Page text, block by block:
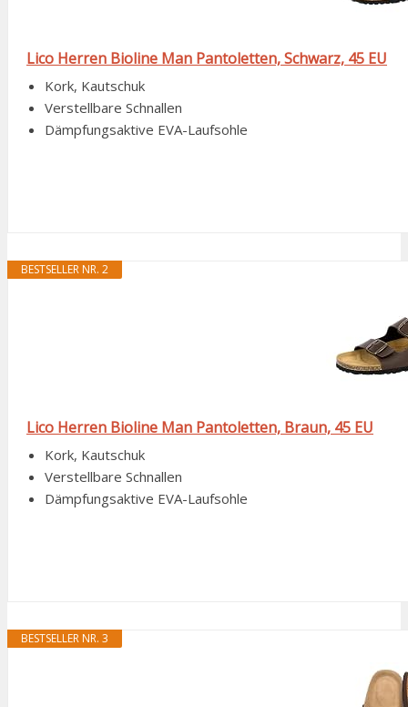
Lico Herren Bioline Man Pantoletten, Schwarz, 45 EU
Kork, Kautschuk
Verstellbare Schnallen
Dämpfungsaktive EVA-Laufsohle
BESTSELLER NR. 2
Lico Herren Bioline Man Pantoletten, Braun, 45 EU
Kork, Kautschuk
Verstellbare Schnallen
Dämpfungsaktive EVA-Laufsohle
BESTSELLER NR. 3